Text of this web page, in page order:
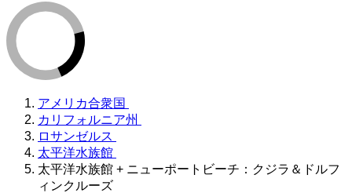
アメリカ合衆国
カリフォルニア州
ロサンゼルス
太平洋水族館
太平洋水族館 + ニューポートビーチ：クジラ＆ドルフ
ィンクルーズ